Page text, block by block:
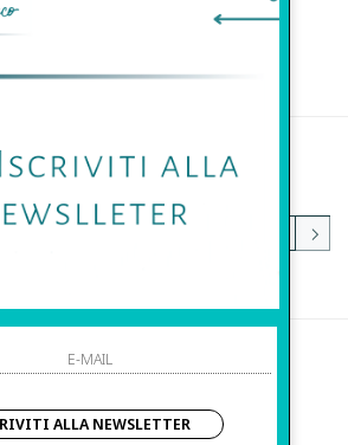
96100 Siracusa
offerte e promozioni.
S.r.l.s.
Della Maestranza , 23
Siracusa - Italia
ALLA NEWSLETTER